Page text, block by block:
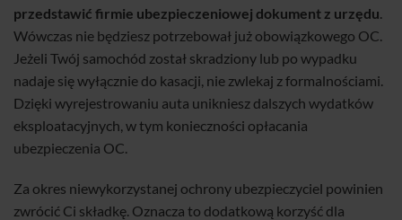
przedstawić firmie ubezpieczeniowej dokument z urzędu.
Wówczas nie będziesz potrzebował już obowiązkowego OC.
Jeżeli Twój samochód został skradziony lub po wypadku
nadaje się wyłącznie do kasacji, nie zwlekaj z formalnościami.
Dzięki wyrejestrowaniu auta unikniesz dalszych wydatków
eksploatacyjnych, w tym konieczności opłacania
ubezpieczenia OC.
Za okres niewykorzystanej ochrony ubezpieczyciel powinien
zwrócić Ci składkę. Oznacza to dodatkową korzyść dla